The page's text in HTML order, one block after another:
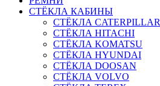
СТЁКЛА КАБИНЫ
СТЁКЛА CATERPILLAR
СТЁКЛА HITACHI
СТЁКЛА KOMATSU
СТЁКЛА HYUNDAI
СТЁКЛА DOOSAN
СТЁКЛА VOLVO